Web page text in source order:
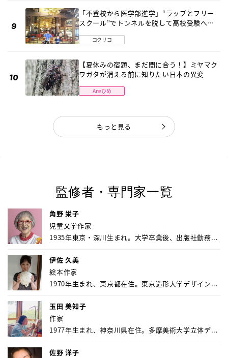
「不登校から医学部進学」“ラップとフリー
スクール”でトンネルを脱して高校受験へ
コクリコ
【夏休みの宿題、まだ間に合う！】ミヤマク
ワガタが消える前に知りたい日本の異変
Aneひめ
もっと見る
監修者・専門家一覧
角野 栄子
児童文学作家
1935年東京・深川生まれ。大学卒業後、出版社勤務...
伊佐 久美
絵本作家
1970年生まれ、東京都在住。東京造形大学デザイン...
玉田 美知子
作家
1977年生まれ、神奈川県在住。多摩美術大学立体デ...
佐野 洋子